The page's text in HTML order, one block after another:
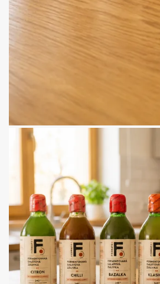
Jedeme na sušenkách (cookies).
je pokapat Chilli Crunchem. Pokud
Jen nezbytné